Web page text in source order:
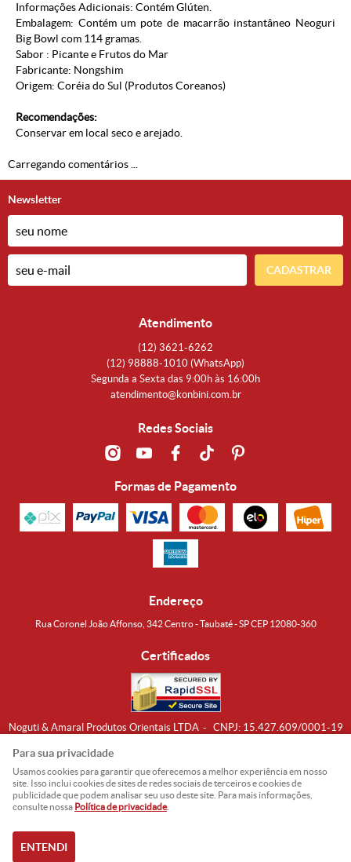
Informações Adicionais: Contém Glúten.
Embalagem: Contém um pote de macarrão instantâneo Neoguri
Big Bowl com 114 gramas.
Sabor : Picante e Frutos do Mar
Fabricante: Nongshim
Origem: Coréia do Sul (Produtos Coreanos)
Recomendações:
Conservar em local seco e arejado.
Carregando comentários ...
Newsletter
CADASTRAR
Atendimento
(12) 3621-6262
(12) 98888-1010 (WhatsApp)
Segunda a Sexta das 9:00h às 16:00h
atendimento@konbini.com.br
Redes Sociais
Formas de Pagamento
Endereço
Rua Coronel João Affonso, 342 Centro - Taubaté - SP CEP 12080-360
Certificados
Noguti & Amaral Produtos Orientais LTDA CNPJ: 15.427.609/0001-19
Para sua privacidade
Usamos cookies para garantir que oferecemos a melhor experiência em nosso
site. Isso inclui cookies de sites de redes sociais de terceiros e cookies de
publicidade que podem analisar seu uso deste site. Para mais informações,
consulte nossa Política de privacidade.
ENTENDI